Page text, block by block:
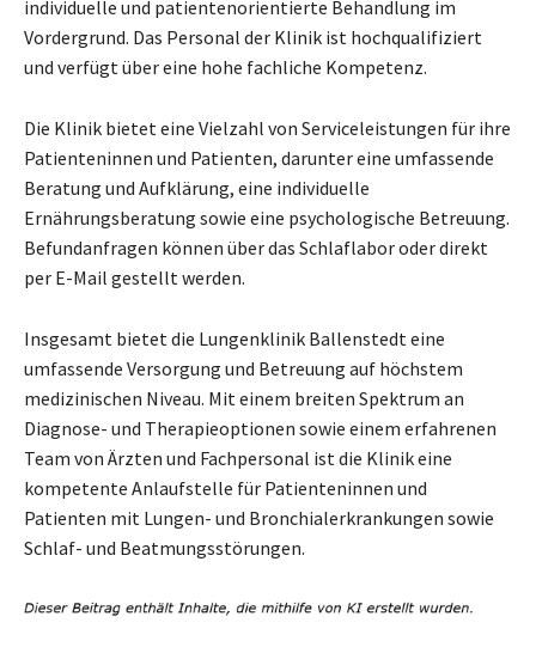
individuelle und patientenorientierte Behandlung im
Vordergrund. Das Personal der Klinik ist hochqualifiziert
und verfügt über eine hohe fachliche Kompetenz.
Die Klinik bietet eine Vielzahl von Serviceleistungen für ihre
Patienteninnen und Patienten, darunter eine umfassende
Beratung und Aufklärung, eine individuelle
Ernährungsberatung sowie eine psychologische Betreuung.
Befundanfragen können über das Schlaflabor oder direkt
per E-Mail gestellt werden.
Insgesamt bietet die Lungenklinik Ballenstedt eine
umfassende Versorgung und Betreuung auf höchstem
medizinischen Niveau. Mit einem breiten Spektrum an
Diagnose- und Therapieoptionen sowie einem erfahrenen
Team von Ärzten und Fachpersonal ist die Klinik eine
kompetente Anlaufstelle für Patienteninnen und
Patienten mit Lungen- und Bronchialerkrankungen sowie
Schlaf- und Beatmungsstörungen.